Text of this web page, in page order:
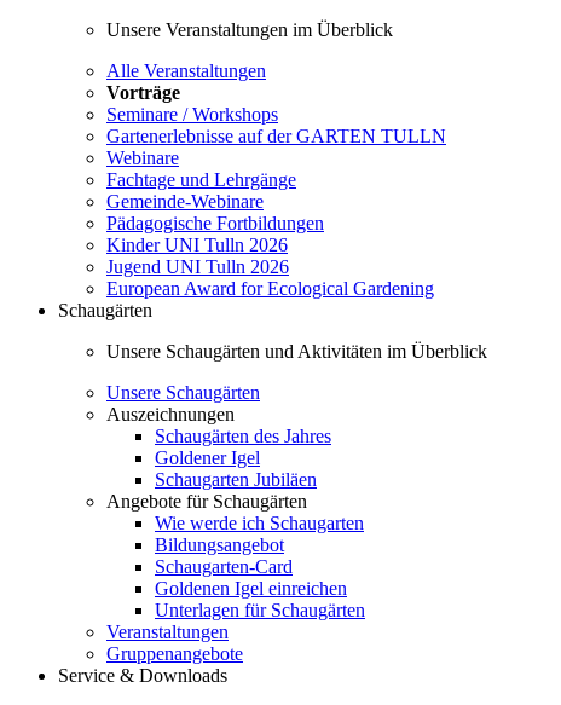
Unsere Veranstaltungen im Überblick
Alle Veranstaltungen
Vorträge
Seminare / Workshops
Gartenerlebnisse auf der GARTEN TULLN
Webinare
Fachtage und Lehrgänge
Gemeinde-Webinare
Pädagogische Fortbildungen
Kinder UNI Tulln 2026
Jugend UNI Tulln 2026
European Award for Ecological Gardening
Schaugärten
Unsere Schaugärten und Aktivitäten im Überblick
Unsere Schaugärten
Auszeichnungen
Schaugärten des Jahres
Goldener Igel
Schaugarten Jubiläen
Angebote für Schaugärten
Wie werde ich Schaugarten
Bildungsangebot
Schaugarten-Card
Goldenen Igel einreichen
Unterlagen für Schaugärten
Veranstaltungen
Gruppenangebote
Service & Downloads